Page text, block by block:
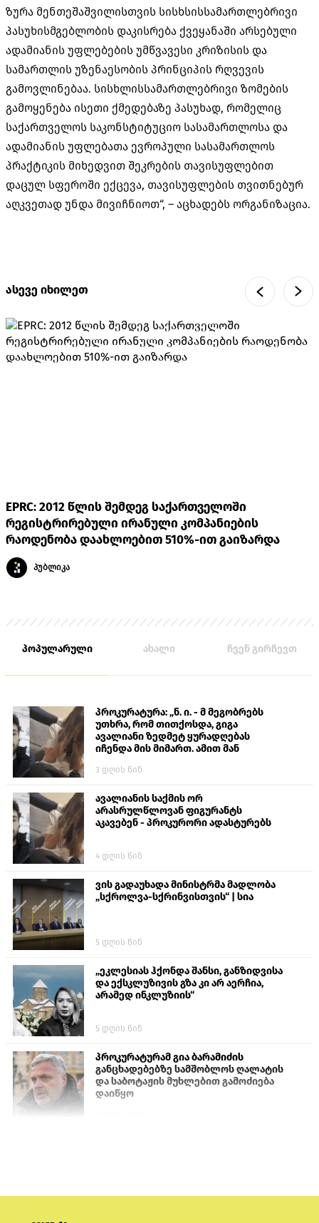
ზურა მენთეშაშვილისთვის სისხსისსამართლებრივი
პასუხისმგებლობის დაკისრება ქვეყანაში არსებული
ადამიანის უფლებების უმწვავესი კრიზისის და
სამართლის უზენაესობის პრინციპის რღვევის
გამოვლინებაა. სისხლისსამართლებრივი ზომების
გამოყენება ისეთი ქმედებაზე პასუხად, რომელიც
საქართველოს საკონსტიტუციო სასამართლოსა და
ადამიანის უფლებათა ევროპული სასამართლოს
პრაქტიკის მიხედვით შეკრების თავისუფლებით
დაცულ სფეროში ექცევა, თავისუფლების თვითნებურ
აღკვეთად უნდა მივიჩნიოთ“, – აცხადებს ორგანიზაცია.
ასევე იხილეთ
EPRC: 2012 წლის შემდეგ საქართველოში
რეგისტრირებული ირანული კომპანიების
რაოდენობა დაახლოებით 510%-ით გაიზარდა
პუბლიკა
პოპულარული ახალი ჩვენ გირჩევთ
პროკურატურა: „ნ. ი. - მ მეგობრებს
უთხრა, რომ თითქოსდა, გიგა
ავალიანი ზედმეტ ყურადღებას
იჩენდა მის მიმართ. ამით მან
თავს დასხმოდა გიგა ავალიანს“
3 დღის წინ
ავალიანის საქმის ორ
არასრულწლოვან ფიგურანტს
აკავებენ - პროკურორი ადასტურებს
4 დღის წინ
ვის გადაუხადა მინისტრმა მადლობა
„სქროლვა-სქრინვისთვის“ | სია
5 დღის წინ
„ეკლესიას ჰქონდა შანსი, განზიდვისა
და ექსკლუზივის გზა კი არ აერჩია,
არამედ ინკლუზიის“
5 დღის წინ
პროკურატურამ გია ბარამიძის
განცხადებებზე სამშობლოს ღალატის
და საბოტაჟის მუხლებით გამოძიება
დაიწყო